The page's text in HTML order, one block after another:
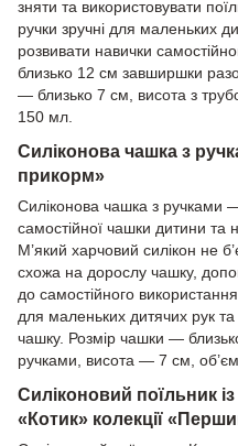
зняти та використовувати
ручки зручні для маленьких
розвивати навички
близько 12 см завширшки
— близько 7 см, висота з
150 мл.
Силіконова чашка з
прикорм»
Силіконова чашка з ручками
самостійної чашки дитини та
М’який харчовий силікон не
схожа на дорослу чашку,
до самостійного
для маленьких дитячих рук
чашку. Розмір чашки —
ручками, висота — 7 см,
Силіконовий поїльник
«Котик» колекції